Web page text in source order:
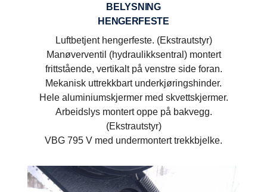
BELYSNING
HENGERFESTE
Luftbetjent hengerfeste. (Ekstrautstyr)
Manøverventil (hydraulikksentral) montert
frittstående, vertikalt på venstre side foran.
Mekanisk uttrekkbart underkjøringshinder.
Hele aluminiumskjermer med skvettskjermer.
Arbeidslys montert oppe på bakvegg.
(Ekstrautstyr)
VBG 795 V med undermontert trekkbjelke.